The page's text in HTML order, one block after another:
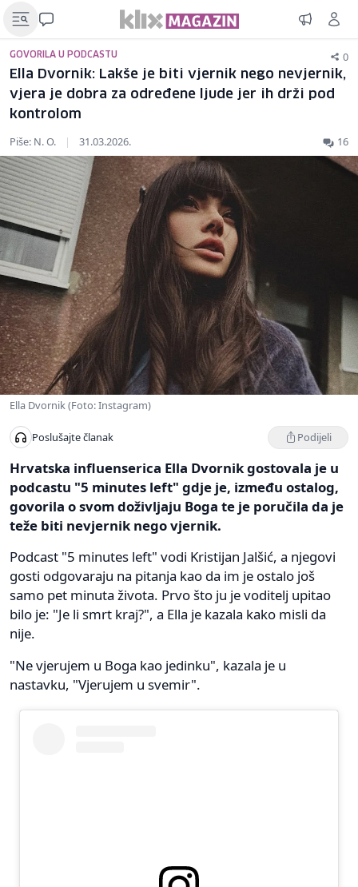
GOVORILA U PODCASTU 0
Ella Dvornik: Lakše je biti vjernik nego nevjernik,
vjera je dobra za određene ljude jer ih drži pod
kontrolom
Piše: N. O. | 31.03.2026. 16
Ella Dvornik (Foto: Instagram)
Poslušajte članak Podijeli
Hrvatska influenserica Ella Dvornik gostovala je u
podcastu "5 minutes left" gdje je, između ostalog,
govorila o svom doživljaju Boga te je poručila da je
teže biti nevjernik nego vjernik.
Podcast "5 minutes left" vodi Kristijan Jalšić, a njegovi
gosti odgovaraju na pitanja kao da im je ostalo još
samo pet minuta života. Prvo što ju je voditelj upitao
bilo je: "Je li smrt kraj?", a Ella je kazala kako misli da
nije.
"Ne vjerujem u Boga kao jedinku", kazala je u
nastavku, "Vjerujem u svemir".